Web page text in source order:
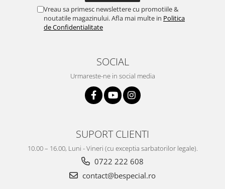
Vreau sa primesc newslettere cu promotiile &
noutatile magazinului. Afla mai multe in Politica
de Confidentialitate
SOCIAL
Urmareste-ne in social media
SUPORT CLIENTI
10.00 – 16.00, Luni - Vineri (cu exceptia sarbatorilor legale).
0722 222 608
contact@bespecial.ro